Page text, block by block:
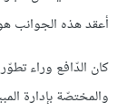
أعقد هذه الجوانب
والمختصّة بإدارة